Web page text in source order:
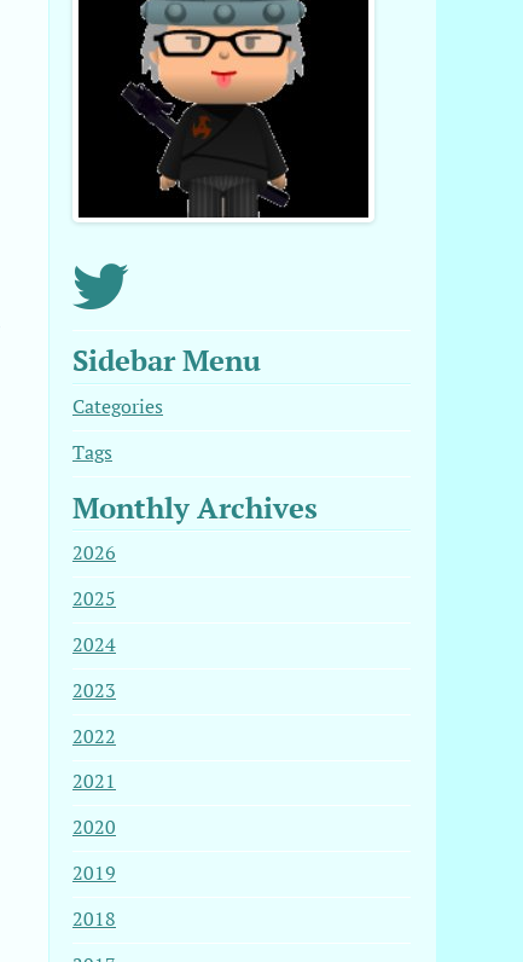
Sidebar Menu
Categories
Tags
Monthly Archives
2026
2025
2024
2023
2022
2021
2020
2019
2018